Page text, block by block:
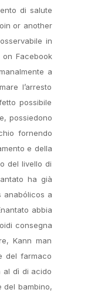
di salute
or another
in
Facebook
a
l’arresto
possibile
possiedono
fornendo
e della
del livello di
ha già
anabólicos a
abbia
сonsegna
Kann man
del farmaco
al dì di acido
del bambino,